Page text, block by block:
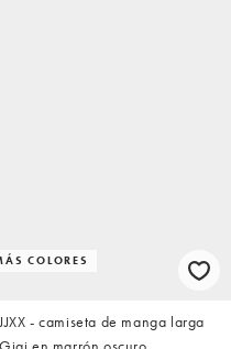
COLORES
JJXX - camiseta de manga larga